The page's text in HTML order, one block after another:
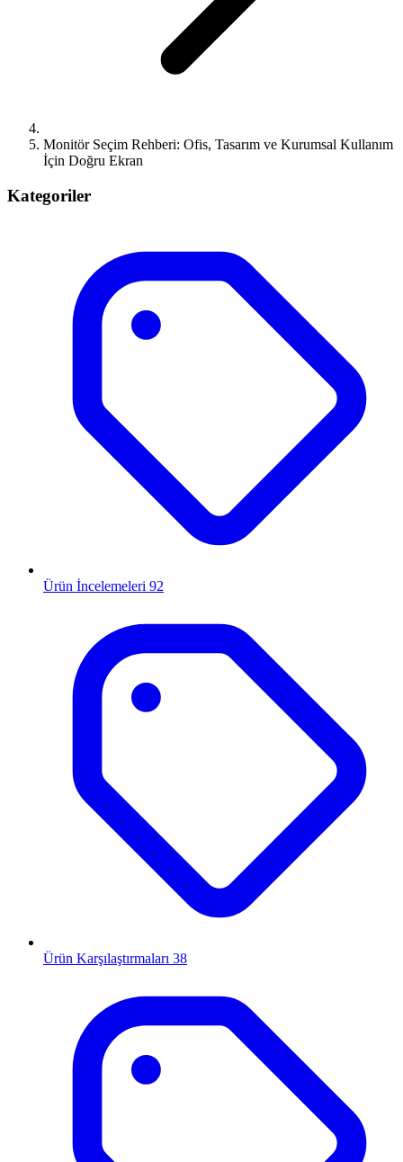
Monitör Seçim Rehberi: Ofis, Tasarım ve Kurumsal Kullanım
İçin Doğru Ekran
Kategoriler
Ürün İncelemeleri 92
Ürün Karşılaştırmaları 38